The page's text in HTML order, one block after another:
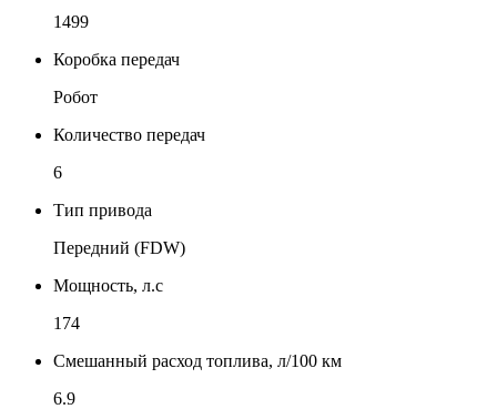
1499
Коробка передач
Робот
Количество передач
6
Тип привода
Передний (FDW)
Мощность, л.с
174
Смешанный расход топлива, л/100 км
6.9